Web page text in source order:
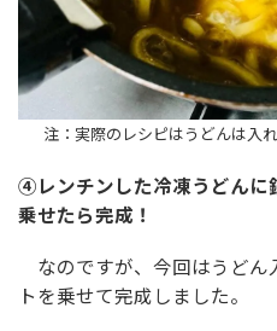
注：実際のレシピはうどんは入
④レンチンした冷凍うどんに
乗せたら完成！
なのですが、今回はうどん
トを乗せて完成しました。